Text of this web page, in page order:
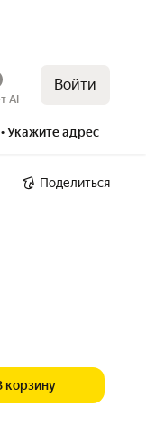
AI
Войти
• Укажите адрес
Поделиться
корзину